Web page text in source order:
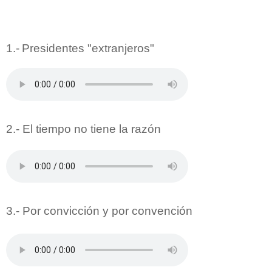
1.- Presidentes "extranjeros"
2.- El tiempo no tiene la razón
3.- Por convicción y por convención